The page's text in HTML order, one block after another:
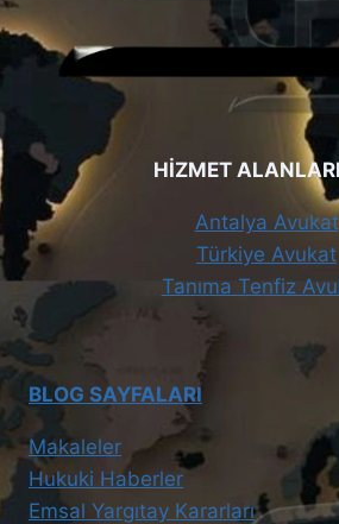
HİZMET
Antalya Avukat
Türkiye Avukat
Tanıma Tenfiz
BLOG SAYFALARI
Makaleler
Hukuki Haberler
Emsal Yargıtay Kararları